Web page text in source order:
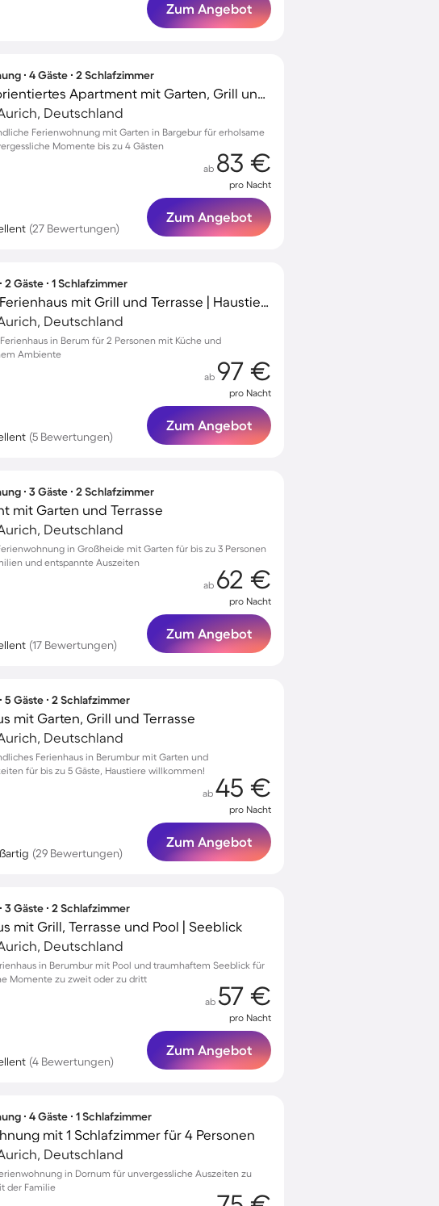
Zum Angebot
∙ 4 Gäste ∙ 2 Schlafzimmer
Familienorientiertes Apartment mit Garten, Grill und Terrasse
Deutschland
Ferienwohnung mit Garten in Bargebur für erholsame
Momente bis zu 4 Gästen
(27 Bewertungen)
ab 83 €
pro Nacht
Zum Angebot
2 Gäste ∙ 1 Schlafzimmer
Schönes Ferienhaus mit Grill und Terrasse | Haustierfreundlich
Deutschland
in Berum für 2 Personen mit Küche und
Ambiente
(5 Bewertungen)
ab 97 €
pro Nacht
Zum Angebot
∙ 3 Gäste ∙ 2 Schlafzimmer
mit Garten und Terrasse
Deutschland
in Großheide mit Garten für bis zu 3 Personen
und entspannte Auszeiten
(17 Bewertungen)
ab 62 €
pro Nacht
Zum Angebot
5 Gäste ∙ 2 Schlafzimmer
mit Garten, Grill und Terrasse
Deutschland
Ferienhaus in Berumbur mit Garten und
für bis zu 5 Gäste, Haustiere willkommen!
(29 Bewertungen)
ab 45 €
pro Nacht
Zum Angebot
3 Gäste ∙ 2 Schlafzimmer
mit Grill, Terrasse und Pool | Seeblick
Deutschland
in Berumbur mit Pool und traumhaftem Seeblick für
Momente zu zweit oder zu dritt
(4 Bewertungen)
ab 57 €
pro Nacht
Zum Angebot
∙ 4 Gäste ∙ 1 Schlafzimmer
mit 1 Schlafzimmer für 4 Personen
Deutschland
in Dornum für unvergessliche Auszeiten zu
der Familie